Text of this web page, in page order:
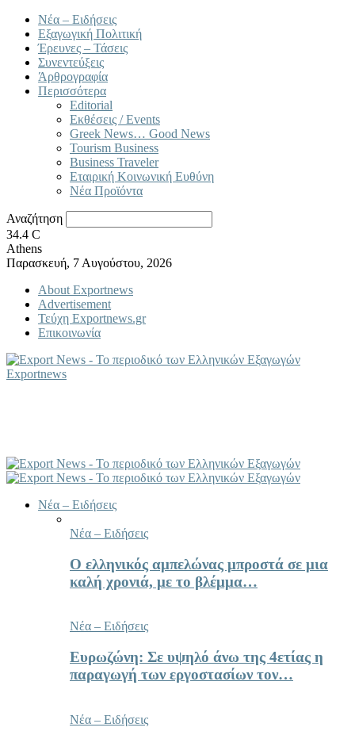
Νέα – Ειδήσεις
Εξαγωγική Πολιτική
Έρευνες – Τάσεις
Συνεντεύξεις
Άρθρογραφία
Περισσότερα
Editorial
Εκθέσεις / Events
Greek News… Good News
Tourism Business
Business Traveler
Εταιρική Κοινωνική Ευθύνη
Νέα Προϊόντα
Αναζήτηση
34.4 C
Athens
Παρασκευή, 7 Αυγούστου, 2026
About Exportnews
Advertisement
Τεύχη Exportnews.gr
Επικοινωνία
Exportnews
Νέα – Ειδήσεις
Νέα – Ειδήσεις
Ο ελληνικός αμπελώνας μπροστά σε μια
καλή χρονιά, με το βλέμμα…
Νέα – Ειδήσεις
Ευρωζώνη: Σε υψηλό άνω της 4ετίας η
παραγωγή των εργοστασίων τον…
Νέα – Ειδήσεις